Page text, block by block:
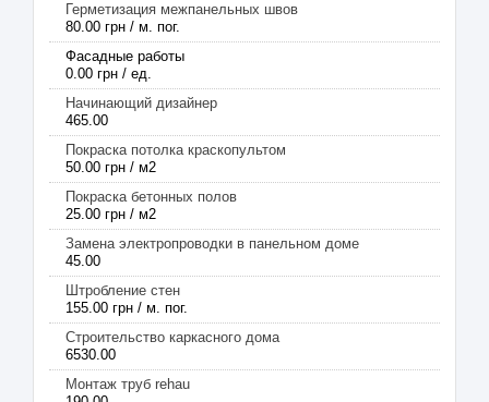
Герметизация межпанельных швов
80.00 грн / м. пог.
Фасадные работы
0.00 грн / ед.
Начинающий дизайнер
465.00
Покраска потолка краскопультом
50.00 грн / м2
Покраска бетонных полов
25.00 грн / м2
Замена электропроводки в панельном доме
45.00
Штробление стен
155.00 грн / м. пог.
Строительство каркасного дома
6530.00
Монтаж труб rehau